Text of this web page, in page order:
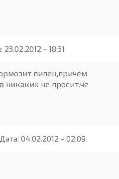
23.02.2012 - 18:31
пипец,причём
никаких не просит.чё
Дата: 04.02.2012 - 02:09